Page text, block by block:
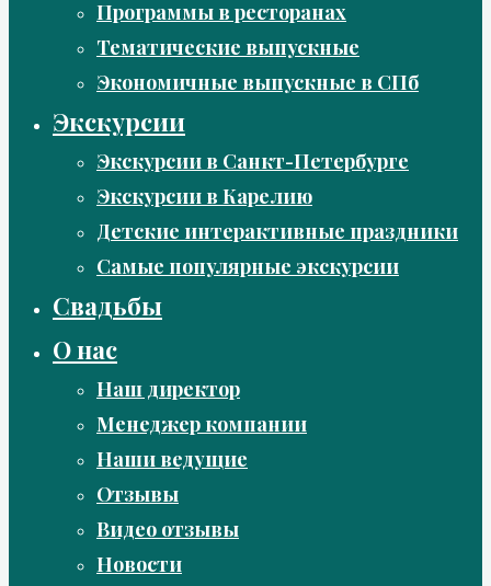
Программы в ресторанах
Тематические выпускные
Экономичные выпускные в СПб
Экскурсии
Экскурсии в Санкт-Петербурге
Экскурсии в Карелию
Детские интерактивные праздники
Самые популярные экскурсии
Свадьбы
О нас
Наш директор
Менеджер компании
Наши ведущие
Отзывы
Видео отзывы
Новости